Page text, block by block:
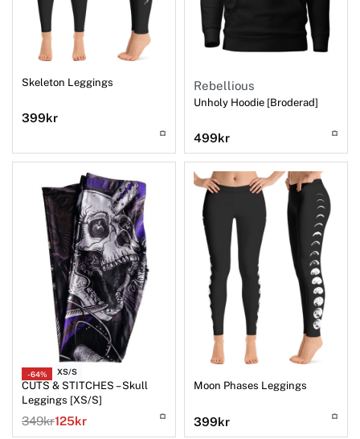
Skeleton Leggings
399kr
Rebellious
Unholy Hoodie [Broderad]
499kr
-64% XS/S
CUTS & STITCHES – Skull
Leggings [XS/S]
349kr125kr
Moon Phases Leggings
399kr